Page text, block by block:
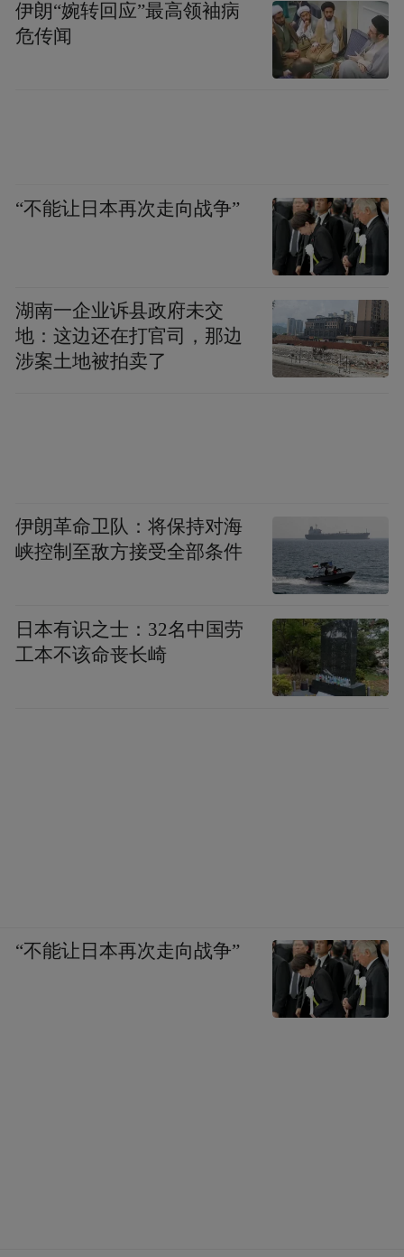
伊朗“婉转回应”最高领袖病
危传闻
“不能让日本再次走向战争”
湖南一企业诉县政府未交
地：这边还在打官司，那边
涉案土地被拍卖了
伊朗革命卫队：将保持对海
峡控制至敌方接受全部条件
日本有识之士：32名中国劳
工本不该命丧长崎
“不能让日本再次走向战争”